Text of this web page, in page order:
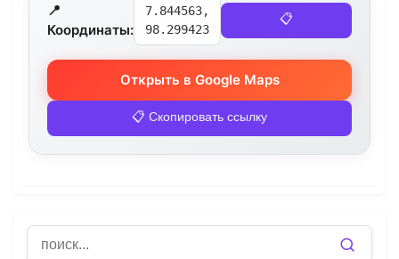
📍
Координаты:
7.844563,
98.299423
📋
Открыть в Google Maps
📋 Скопировать ссылку